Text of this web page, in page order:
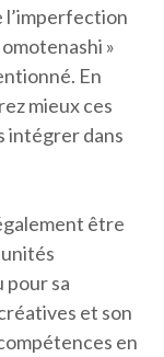
l’imperfection
»
En
mieux ces
intégrer dans
être
pour sa
et son
en